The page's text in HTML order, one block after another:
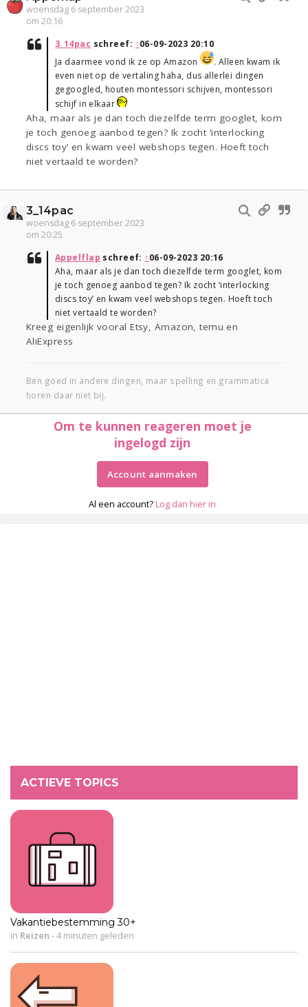
woensdag 6 september 2023
om 20:16
3_14pac schreef: ↑06-09-2023 20:10
Ja daarmee vond ik ze op Amazon
. Alleen kwam ik
even niet op de vertaling haha, dus allerlei dingen
gegoogled, houten montessori schijven, montessori
schijf in elkaar
Aha, maar als je dan toch diezelfde term googlet, kom
je toch genoeg aanbod tegen? Ik zocht ‘interlocking
discs toy’ en kwam veel webshops tegen. Hoeft toch
niet vertaald te worden?
3_14pac
woensdag 6 september 2023
om 20:25
Appelflap schreef: ↑06-09-2023 20:16
Aha, maar als je dan toch diezelfde term googlet, kom
je toch genoeg aanbod tegen? Ik zocht ‘interlocking
discs toy’ en kwam veel webshops tegen. Hoeft toch
niet vertaald te worden?
Kreeg eigenlijk vooral Etsy, Amazon, temu en
AliExpress
Ben goed in andere dingen, maar spelling en grammatica
horen daar niet bij.
Om te kunnen reageren moet je
ingelogd zijn
Account aanmaken
Al een account? Log dan hier in
ACTIEVE TOPICS
Vakantiebestemming 30+
in Reizen -4 minuten geleden